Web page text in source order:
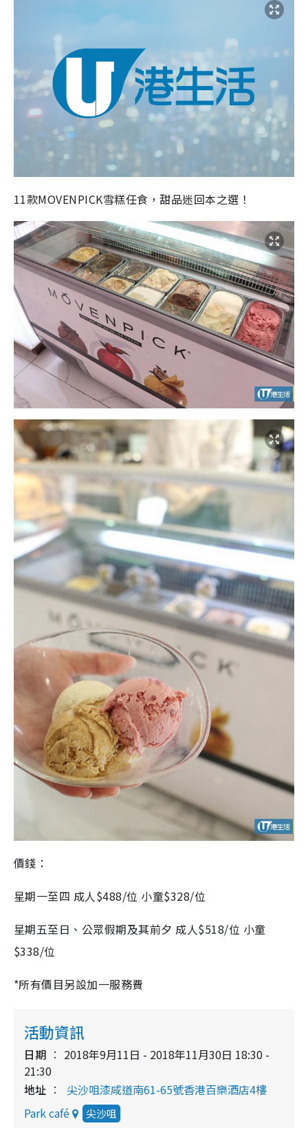
11款MOVENPICK雪糕任食，甜品迷回本之選！
價錢：
星期一至四 成人$488/位 小童$328/位
星期五至日、公眾假期及其前夕 成人$518/位 小童
$338/位
*所有價目另設加一服務費
活動資訊
日期
2018年9月11日 - 2018年11月30日 18:30 -
21:30
地址
尖沙咀漆咸道南61-65號香港百樂酒店4樓
Park café
尖沙咀